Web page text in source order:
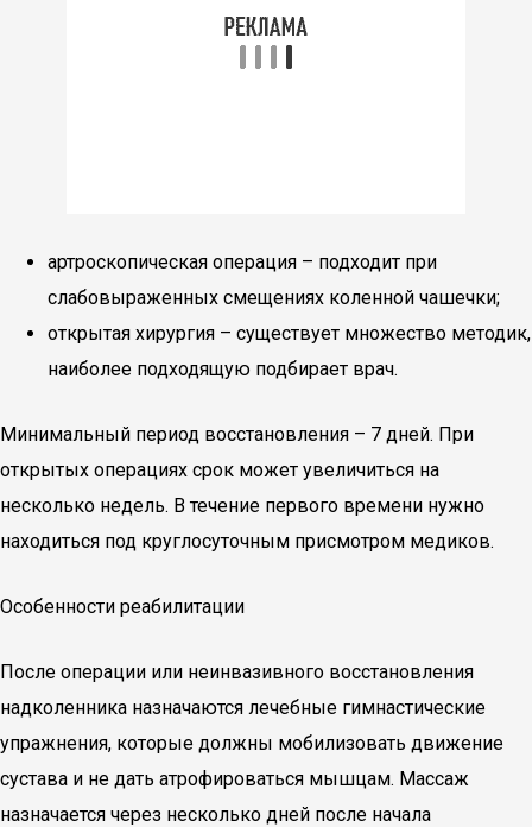
артроскопическая операция – подходит при
слабовыраженных смещениях коленной чашечки;
открытая хирургия – существует множество методик,
наиболее подходящую подбирает врач.
Минимальный период восстановления – 7 дней. При
открытых операциях срок может увеличиться на
несколько недель. В течение первого времени нужно
находиться под круглосуточным присмотром медиков.
Особенности реабилитации
После операции или неинвазивного восстановления
надколенника назначаются лечебные гимнастические
упражнения, которые должны мобилизовать движение
сустава и не дать атрофироваться мышцам. Массаж
назначается через несколько дней после начала